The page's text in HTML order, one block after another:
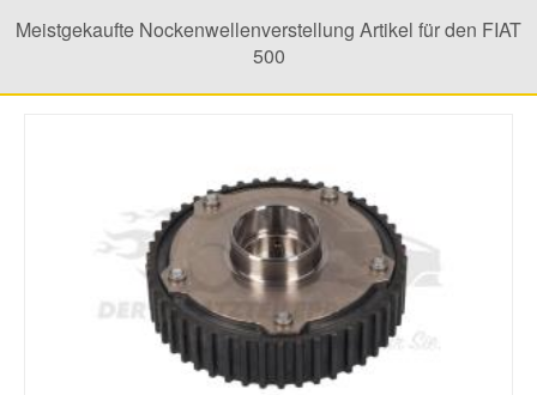
Meistgekaufte Nockenwellenverstellung Artikel für den FIAT
500
Mitsubishi Ersatzteile
Nissan Ersatzteile
Seat Ersatzteile
Skoda Ersatzteile
Smart Ersatzteile